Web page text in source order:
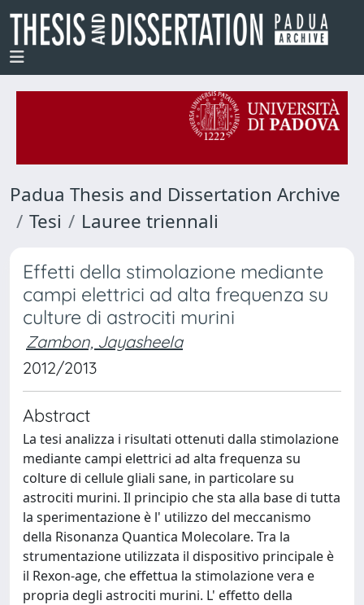
Padua Thesis and Dissertation Archive
Tesi
Lauree triennali
Effetti della stimolazione mediante
campi elettrici ad alta frequenza su
culture di astrociti murini
Zambon, Jayasheela
2012/2013
Abstract
La tesi analizza i risultati ottenuti dalla stimolazione
mediante campi elettrici ad alta frequenza su
colture di cellule gliali sane, in particolare su
astrociti murini. Il principio che sta alla base di tutta
la sperimentazione è l' utilizzo del meccanismo
della Risonanza Quantica Molecolare. Tra la
strumentazione utilizzata il dispositivo principale è
il Rexon-age, che effettua la stimolazione vera e
propria degli astrociti murini. L' effetto della